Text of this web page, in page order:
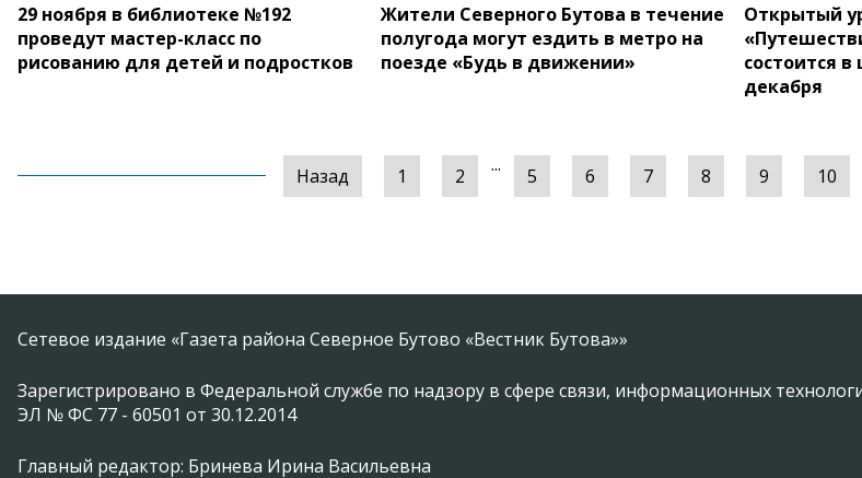
29 ноября в библиотеке №192
проведут мастер-класс по
рисованию для детей и подростков
Жители Северного Бутова в течение
полугода могут ездить в метро на
поезде «Будь в движении»
Открытый
состоится в
декабря
Назад 1 2 ... 5 6 7 8 9 10
Сетевое издание «Газета района Северное Бутово «Вестник Бутова»»
Зарегистрировано в Федеральной службе по надзору в сфере связи, информационных
ЭЛ № ФС 77 - 60501 от 30.12.2014
Главный редактор: Бринева Ирина Васильевна